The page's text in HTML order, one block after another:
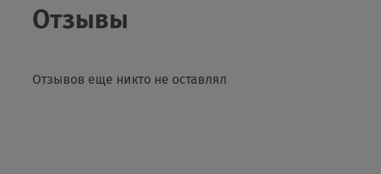
Отзывы
Отзывов еще никто не оставлял